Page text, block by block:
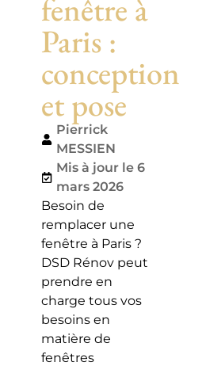
fenêtre à
Paris :
conception
et pose
Pierrick
MESSIEN
Mis à jour le 6
mars 2026
Besoin de
remplacer une
fenêtre à Paris ?
DSD Rénov peut
prendre en
charge tous vos
besoins en
matière de
fenêtres